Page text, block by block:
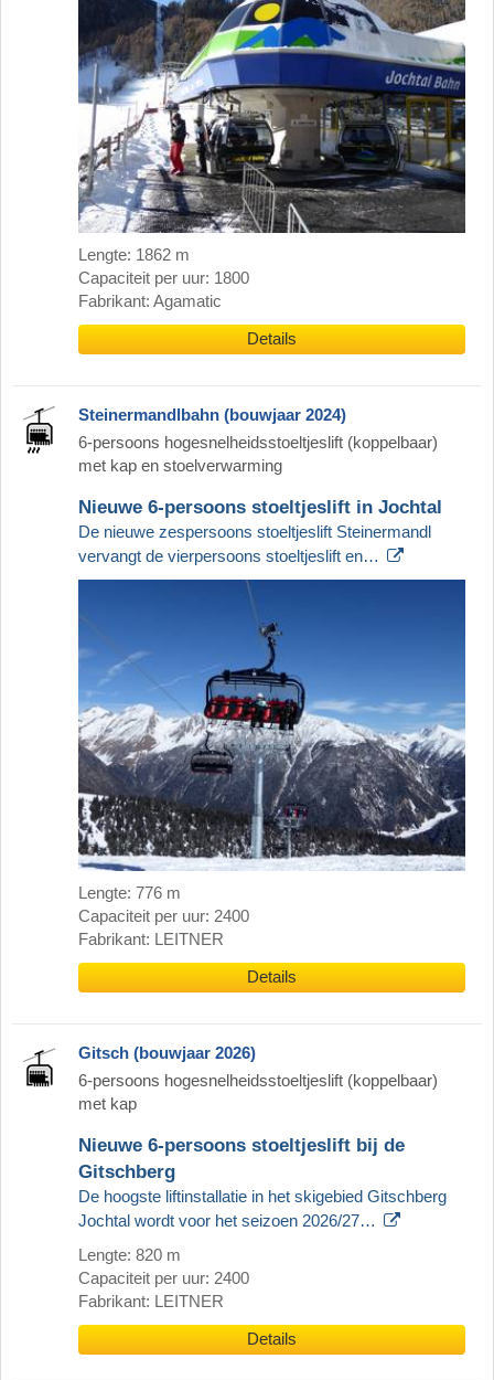
Lengte: 1862 m
Capaciteit per uur: 1800
Fabrikant: Agamatic
Details
Steinermandlbahn (bouwjaar 2024)
6-persoons hogesnelheidsstoeltjeslift (koppelbaar)
met kap en stoelverwarming
Nieuwe 6-persoons stoeltjeslift in Jochtal
De nieuwe zespersoons stoeltjeslift Steinermandl
vervangt de vierpersoons stoeltjeslift en…
Lengte: 776 m
Capaciteit per uur: 2400
Fabrikant: LEITNER
Details
Gitsch (bouwjaar 2026)
6-persoons hogesnelheidsstoeltjeslift (koppelbaar)
met kap
Nieuwe 6-persoons stoeltjeslift bij de
Gitschberg
De hoogste liftinstallatie in het skigebied Gitschberg
Jochtal wordt voor het seizoen 2026/27…
Lengte: 820 m
Capaciteit per uur: 2400
Fabrikant: LEITNER
Details